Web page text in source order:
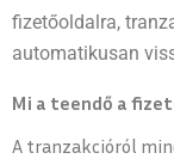
fizetőoldalra,
automatikusan
Mi a teendő a
A tranzakcióról